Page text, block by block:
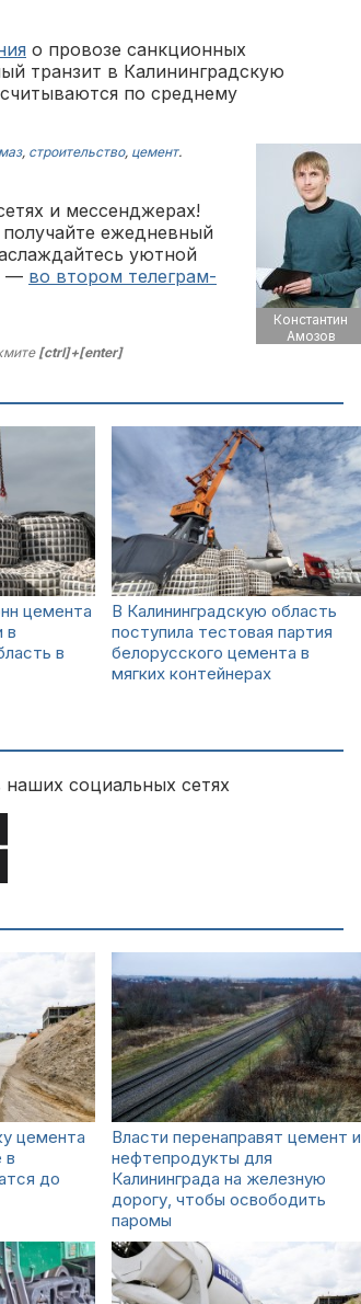
о провозе санкционных
транзит в Калининградскую
по среднему
Константин
Амозов
, строительство, цемент.
и мессенджерах!
получайте ежедневный
уютной
— во втором телеграм-
[ctrl]+[enter]
цемента
в
в
В Калининградскую область
поступила тестовая партия
белорусского цемента в
мягких контейнерах
социальных сетях
цемента
в
до
Власти перенаправят цемент и
нефтепродукты для
Калининграда на железную
дорогу, чтобы освободить
паромы